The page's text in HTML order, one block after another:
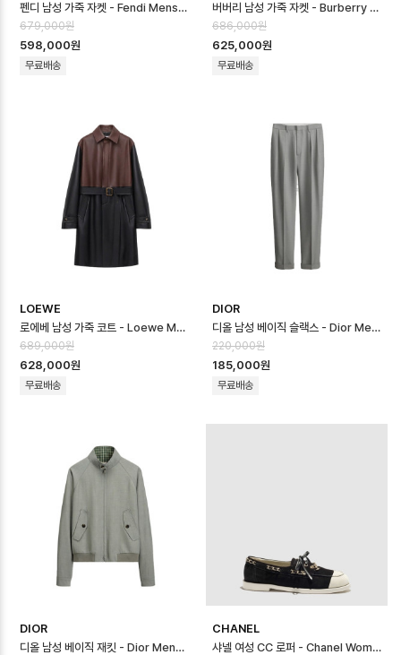
펜디 남성 가죽 자켓 - Fendi Mens Leather Jacket - fec16726…
679,000원
598,000원
무료배송
버버리 남성 가죽 자켓 - Burberry Mens Leather Jacket - buc1…
686,000원
625,000원
무료배송
LOEWE
로에베 남성 가죽 코트 - Loewe Mens Leather Coat - loc16724x
689,000원
628,000원
무료배송
DIOR
디올 남성 베이직 슬랙스 - Dior Mens Basic Slacks - dic16723x
220,000원
185,000원
무료배송
DIOR
디올 남성 베이직 재킷 - Dior Mens Basic Jacket - dic16722x
CHANEL
샤넬 여성 CC 로퍼 - Chanel Womens CC Loafer - chs14643x